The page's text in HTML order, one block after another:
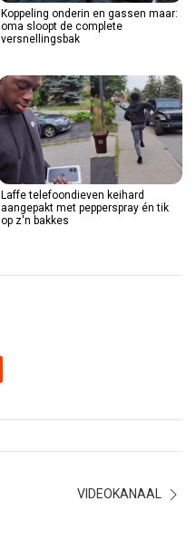
Koppeling onderin en gassen maar:
oma sloopt de complete
versnellingsbak
Laffe telefoondieven keihard
aangepakt met pepperspray én tik
op z'n bakkes
VIDEOKANAAL